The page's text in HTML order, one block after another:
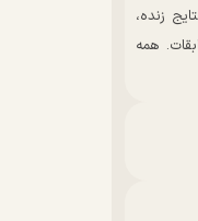
به همراه نتایج زنده،
همه